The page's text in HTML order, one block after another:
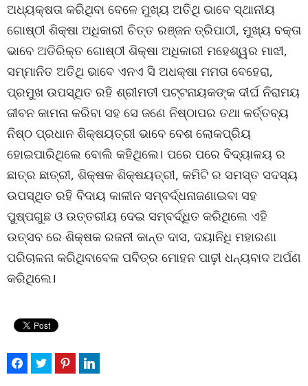
ଅଧ୍ୟକ୍ଷତା କରିଥିବା ବେଳେ ମୁଖ୍ୟ ଅତିଥି ଭାବେ ସ୍ଥାନୀୟ
ଗୋଷ୍ଠୀ ଶିକ୍ଷା ଅଧିକାରୀ ଚିତ୍ତ ରଞ୍ଜନ ତ୍ରିପାଠୀ, ମୁଖ୍ୟ ବକ୍ତା
ଭାବେ ଅତିରିକ୍ତ ଗୋଷ୍ଠୀ ଶିକ୍ଷା ଅଧିକାରୀ ମହେଶ୍ୱର ମାଝୀ,
ସମ୍ମାନିତ ଅତିଥି ଭାବେ ଏନଏ ସି ଅଧକ୍ଷା ମମତା ବେହେରା,
ପ୍ରମୁଖ ଉପସ୍ଥିତ ରହି ଶ୍ରୀମତୀ ପଟ୍ଟନାୟକଙ୍କ ଦୀର୍ଘ ନିରାମୟ
ଜୀବନ କାମନା କରିବା ସହ ସେ ଜଣେ ନିଷ୍ଠାପର ତଥା କର୍ତ୍ତବ୍ୟ
ନିଷ୍ଠ ପ୍ରଧାନ ଶିକ୍ଷୟତ୍ରୀ ଭାବେ ବେଶ ଲୋକପ୍ରିୟ
ହୋଇପାରିଥିଲେ ବୋଲି କହିଥିଲେ। ପରେ ପରେ ବିଦ୍ୟାଳୟ ର
ଛାତ୍ର ଛାତ୍ରୀ, ଶିକ୍ଷକ ଶିକ୍ଷୟତ୍ରୀ, କମିଟି ର ସମସ୍ତ ସଦସ୍ୟ
ଉପସ୍ଥିତ ରହି ବିଦାୟ କାଳୀନ ସମ୍ବର୍ଦ୍ଧନାଜଣାଇବା ସହ
ପୁଷ୍ପଗୁଛ ଓ ଉତ୍ତରୀୟ ଦେଇ ସମ୍ବର୍ଦ୍ଧିତ କରିଥିଲେ ଏହି
ଉତ୍ସବ ରେ ଶିକ୍ଷକ ରଜନୀ କାନ୍ତ ଦାସ, ଦୟାନିଧି ମହାରଣା
ପରିଚାଳନା କରିଥିବାବେଳ ପବିତ୍ର ମୋହନ ପାଢ଼ୀ ଧନ୍ୟବାଦ ଅର୍ପଣ
କରିଥିଲେ।